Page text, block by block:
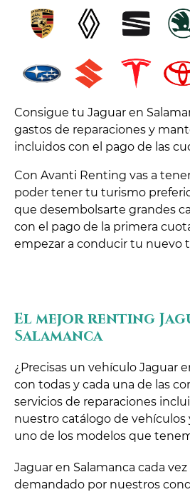
Consigue tu Jaguar en
gastos de reparaciones y
incluidos con el pago de las
Con Avanti Renting vas a
poder tener tu turismo
que desembolsarte grandes
con el pago de la primera
empezar a conducir tu nuevo
El mejor renting
Salamanca
¿Precisas un vehículo Jaguar
con todas y cada una de las
servicios de reparaciones
nuestro catálogo de vehículos
uno de los modelos que
Jaguar en Salamanca cada
demandado por nuestros